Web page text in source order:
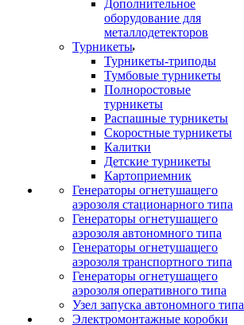
Дополнительное
оборудование для
металлодетекторов
Турникеты
Турникеты-триподы
Тумбовые турникеты
Полноростовые
турникеты
Распашные турникеты
Скоростные турникеты
Калитки
Детские турникеты
Картоприемник
Генераторы огнетушащего
аэрозоля стационарного типа
Генераторы огнетушащего
аэрозоля автономного типа
Генераторы огнетушащего
аэрозоля транспортного типа
Генераторы огнетушащего
аэрозоля оперативного типа
Узел запуска автономного типа
Электромонтажные коробки